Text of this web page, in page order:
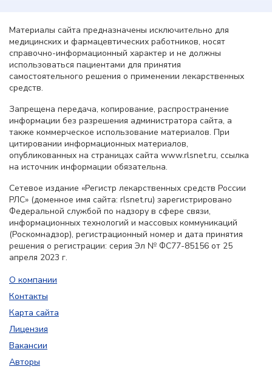
Материалы сайта предназначены исключительно для
медицинских и фармацевтических работников, носят
справочно-информационный характер и не должны
использоваться пациентами для принятия
самостоятельного решения о применении лекарственных
средств.
Запрещена передача, копирование, распространение
информации без разрешения администратора сайта, а
также коммерческое использование материалов. При
цитировании информационных материалов,
опубликованных на страницах сайта www.rlsnet.ru, ссылка
на источник информации обязательна.
Сетевое издание «Регистр лекарственных средств России
РЛС» (доменное имя сайта: rlsnet.ru) зарегистрировано
Федеральной службой по надзору в сфере связи,
информационных технологий и массовых коммуникаций
(Роскомнадзор), регистрационный номер и дата принятия
решения о регистрации: серия Эл № ФС77-85156 от 25
апреля 2023 г.
О компании
Контакты
Карта сайта
Лицензия
Вакансии
Авторы